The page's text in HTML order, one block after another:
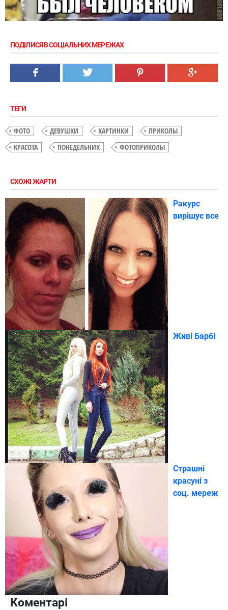
ПОДІЛИСЯ В СОЦІАЛЬНИХ МЕРЕЖАХ
ТЕГИ
ФОТО ДЕВУШКИ КАРТИНКИ
ПРИКОЛЫ
КРАСОТА
ПОНЕДЕЛЬНИК ФОТОПРИКОЛЫ
СХОЖІ ЖАРТИ
Ракурс
вирішує все
Живі Барбі
Страшні
красуні з
соц. мереж
Коментарі